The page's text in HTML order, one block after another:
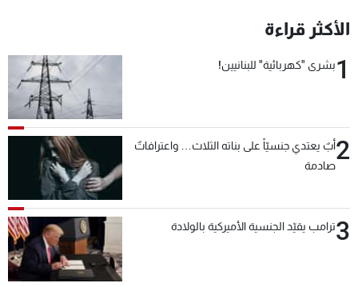
الأكثر قراءة
1بشرى "كهربائية" للبنانيين!
2أبٌ يعتدي جنسيّاً على بناته الثلاث… واعترافاتٌ
صادمة
3ترامب يقيّد الجنسية الأميركية بالولادة
شاهد البرامج
الترددات
لاعلاناتكم
شروط الإسـتخدام
سياسة الخصوصية